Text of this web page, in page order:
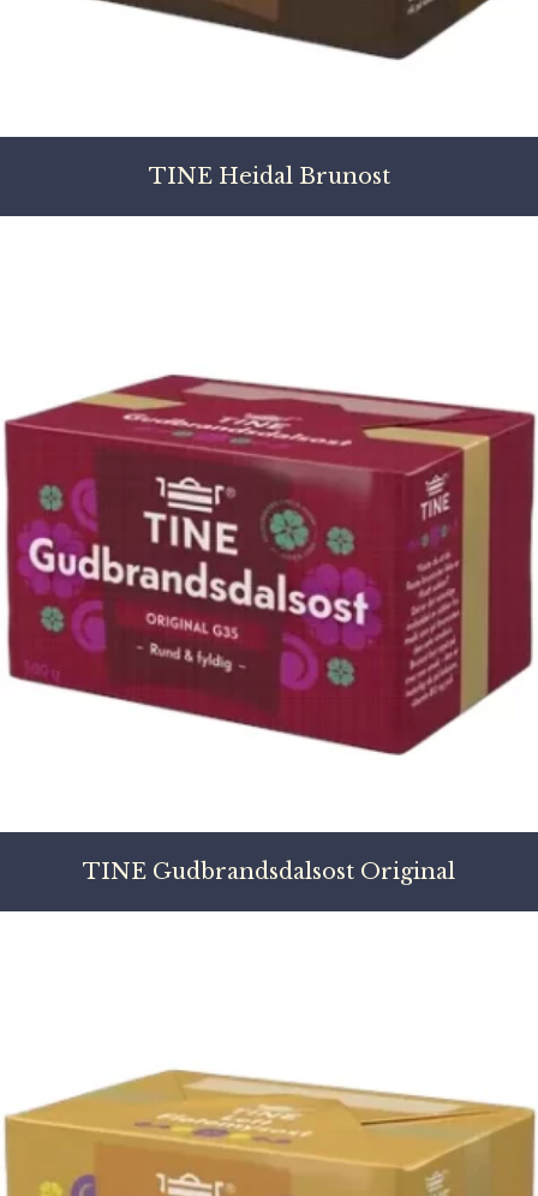
TINE Heidal Brunost
TINE Gudbrandsdalsost Original